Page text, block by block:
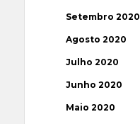
Setembro 2020
Agosto 2020
Julho 2020
Junho 2020
Maio 2020